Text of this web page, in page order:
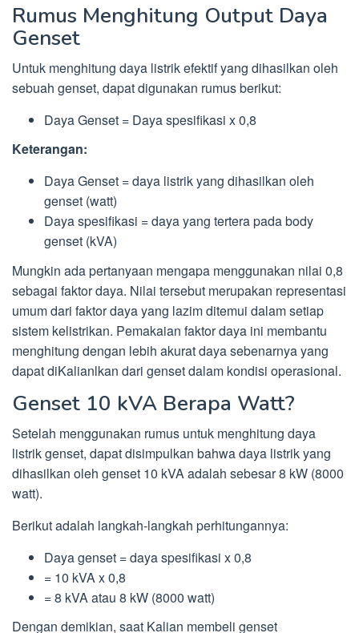
Rumus Menghitung Output Daya
Genset
Untuk menghitung daya listrik efektif yang dihasilkan oleh
sebuah genset, dapat digunakan rumus berikut:
Daya Genset = Daya spesifikasi x 0,8
Keterangan:
Daya Genset = daya listrik yang dihasilkan oleh
genset (watt)
Daya spesifikasi = daya yang tertera pada body
genset (kVA)
Mungkin ada pertanyaan mengapa menggunakan nilai 0,8
sebagai faktor daya. Nilai tersebut merupakan representasi
umum dari faktor daya yang lazim ditemui dalam setiap
sistem kelistrikan. Pemakaian faktor daya ini membantu
menghitung dengan lebih akurat daya sebenarnya yang
dapat diKalianlkan dari genset dalam kondisi operasional.
Genset 10 kVA Berapa Watt?
Setelah menggunakan rumus untuk menghitung daya
listrik genset, dapat disimpulkan bahwa daya listrik yang
dihasilkan oleh genset 10 kVA adalah sebesar 8 kW (8000
watt).
Berikut adalah langkah-langkah perhitungannya:
Daya genset = daya spesifikasi x 0,8
= 10 kVA x 0,8
= 8 kVA atau 8 kW (8000 watt)
Dengan demikian, saat Kalian membeli genset